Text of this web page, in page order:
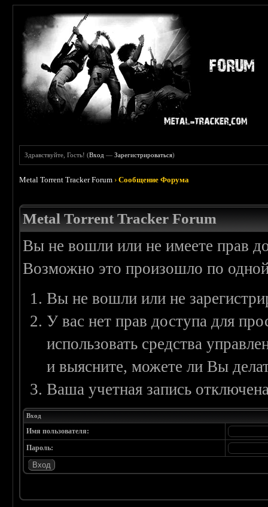
Здравствуйте, Гость! (Вход —Зарегистрироваться)
Metal Torrent Tracker Forum ›Сообщение Форума
Metal Torrent Tracker Forum
Вы не вошли или не имеете прав
Возможно это произошло по
Вы не вошли или не
У вас нет прав доступа для
использовать средства
и выясните, можете ли Вы
Ваша учетная запись
Вход
Имя пользователя:
Пароль: